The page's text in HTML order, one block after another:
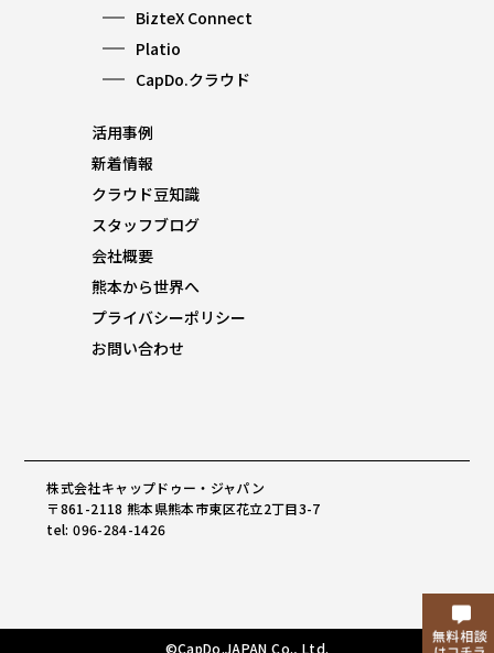
BizteX Connect
Platio
CapDo.クラウド
活用事例
新着情報
クラウド豆知識
スタッフブログ
会社概要
熊本から世界へ
プライバシーポリシー
お問い合わせ
株式会社キャップドゥー・ジャパン
〒861-2118 熊本県熊本市東区花立2丁目3-7
tel: 096-284-1426
©CapDo.JAPAN Co., Ltd.